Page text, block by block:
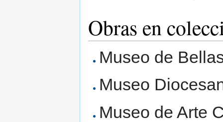
Obras en
Museo de
Museo
Museo de Arte